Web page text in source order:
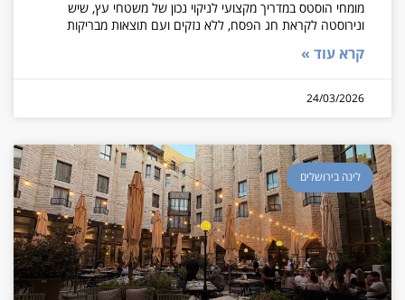
מומחי הוסטס במדריך מקצועי לניקוי נכון של משטחי עץ, שיש
ונירוסטה לקראת חג הפסח, ללא נזקים ועם תוצאות מבריקות
קרא עוד »
24/03/2026
לינה בירושלים